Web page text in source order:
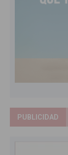
PUBLICIDAD